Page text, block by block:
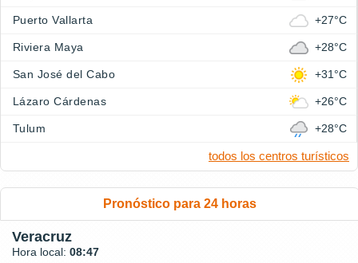
Puerto Vallarta +27°C
Riviera Maya +28°C
San José del Cabo +31°C
Lázaro Cárdenas +26°C
Tulum +28°C
todos los centros turísticos
Pronóstico para 24 horas
Veracruz
Hora local: 08:47